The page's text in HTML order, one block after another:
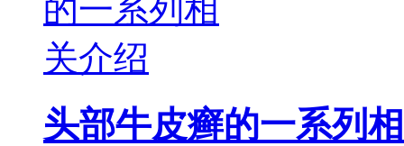
头部牛皮癣的一系列相